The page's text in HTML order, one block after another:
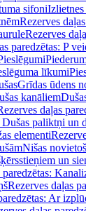
sifoni
Rezerves
Rezerves
paredzētas: P
līkumi
Grīdas ūdens
kanāliem
daļas
paliktņi un
elementi
Nišas
un
paredzētas:
Rezerves daļas
Ar